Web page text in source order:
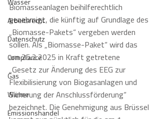
Arbeitsrecht
Datenschutz
Compliance
Gas
Wärme
Emissionshandel
Biomasseanlagen beihilferechtlich
genehmigt, die künftig auf Grundlage des
„Biomasse-Pakets“ vergeben werden
sollen. Als „Biomasse-Paket“ wird das
am 25.2.2025 in Kraft getretene
„Gesetz zur Änderung des EEG zur
Flexibilisierung von Biogasanlagen und
Sicherung der Anschlussförderung“
bezeichnet. Die Genehmigung aus Brüssel